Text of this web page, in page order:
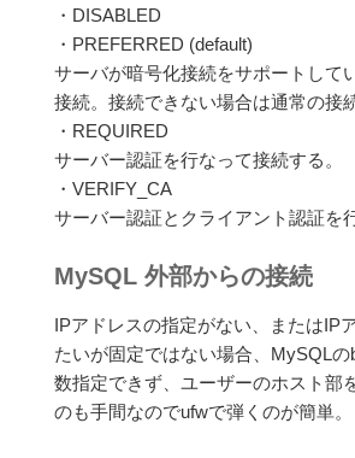
・DISABLED
・PREFERRED (default)
サーバが暗号化接続をサポートして
接続。接続できない場合は通常の接続
・REQUIRED
サーバー認証を行なって接続する。
・VERIFY_CA
サーバー認証とクライアント認証を
MySQL 外部からの接続
IPアドレスの指定がない、またはIP
たいが固定ではない場合、MySQLの
数指定できず、ユーザーのホスト部
のも手間なのでufwで弾くのが簡単。